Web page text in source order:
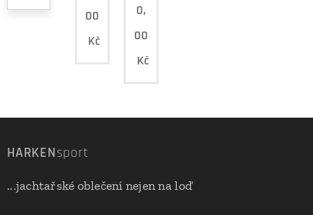
00
Kč
0,
00
Kč
HARKENsport
...jachtařské oblečení nejen na loď